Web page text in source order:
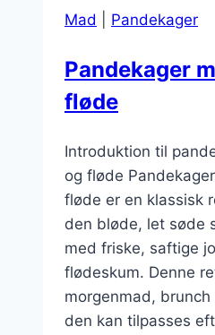
Mad
Pandekager
Pandekager
fløde
Introduktion til
og fløde
fløde er en klassisk
den bløde, let søde
med friske, saftige
flødeskum. Denne
morgenmad,
den kan tilpasses